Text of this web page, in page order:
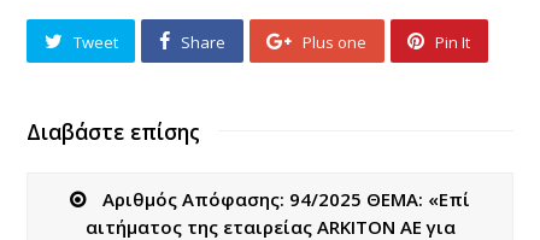
Tweet Share Plus one Pin It
Διαβάστε επίσης
Αριθμός Απόφασης: 94/2025 ΘΕΜΑ: «Επί
αιτήματος της εταιρείας ARKITON AE για